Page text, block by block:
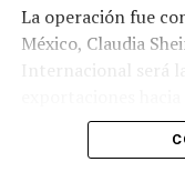
La secuencia de
deterioro acelerado
buque metanero
aguas cercanas a
costas de Omán, lo
La operación fue
México, Claudia
Internacional será
que, hasta ahora,
mexicano.